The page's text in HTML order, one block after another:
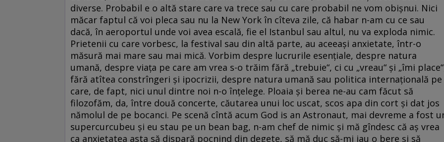
diverse. Probabil e o altă stare care va trece sau cu care probabil ne vom obișnui. Nici
măcar faptul că voi pleca sau nu la New York în cîteva zile, că habar n-am cu ce sau
dacă, în aeroportul unde voi avea escală, fie el Istanbul sau altul, nu va exploda nimic.
Prietenii cu care vorbesc, la festival sau din altă parte, au aceeași anxietate, într-o
măsură mai mare sau mai mică. Vorbim despre lucrurile esențiale, despre natura
umană, despre viața pe care am vrea s-o trăim fără „trebuie“, ci cu „vreau“ și „îmi
fără atîtea constrîngeri și ipocrizii, despre natura umană sau politica internațională pe
care, de fapt, nici unul dintre noi n-o înțelege. Ploaia și berea ne-au cam făcut să
filozofăm, da, între două concerte, căutarea unui loc uscat, scos apa din cort și dat jos
nămolul de pe bocanci. Pe scenă cîntă acum God is an Astronaut, mai devreme a fost
supercurcubeu și eu stau pe un bean bag, n-am chef de nimic și mă gîndesc că aș vrea
ca anxietatea asta să dispară pocnind din degete, să mă duc să-mi iau o bere și să